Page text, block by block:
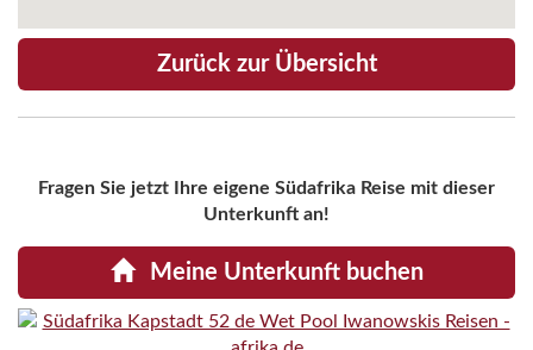
Zurück zur Übersicht
Fragen Sie jetzt Ihre eigene Südafrika Reise mit dieser
Unterkunft an!
Meine Unterkunft buchen